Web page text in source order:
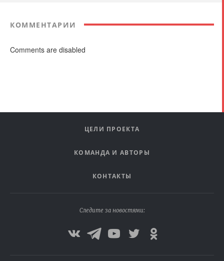
КОММЕНТАРИИ
Comments are disabled
ЦЕЛИ ПРОЕКТА
КОМАНДА И АВТОРЫ
КОНТАКТЫ
Следите за новостями: